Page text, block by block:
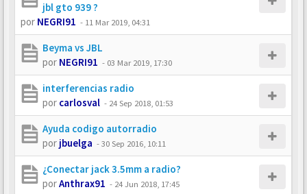
jbl gto 939 ?
por NEGRI91 - 11 Mar 2019, 04:31
Beyma vs JBL
por NEGRI91 - 03 Mar 2019, 17:30
interferencias radio
por carlosval - 24 Sep 2018, 01:53
Ayuda codigo autorradio
por jbuelga -30 Sep 2016, 10:11
¿Conectar jack 3.5mm a radio?
porAnthrax91 - 24 Jun 2018, 17:45